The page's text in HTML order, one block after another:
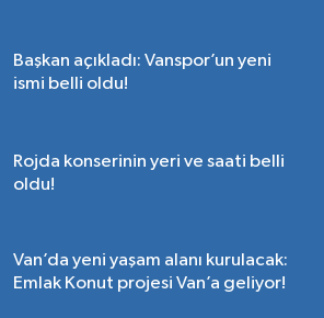
Başkan açıkladı: Vanspor’un yeni
ismi belli oldu!
Rojda konserinin yeri ve saati belli
oldu!
Van’da yeni yaşam alanı kurulacak:
Emlak Konut projesi Van’a geliyor!